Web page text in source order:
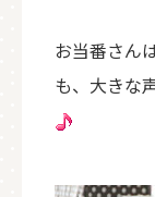
お当番さん
も、大きな